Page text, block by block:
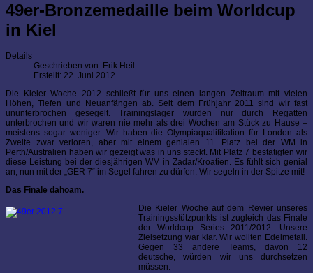
49er-Bronzemedaille beim Worldcup
in Kiel
Details
Geschrieben von: Erik Heil
Erstellt: 22. Juni 2012
Die Kieler Woche 2012 schließt für uns einen langen Zeitraum mit vielen
Höhen, Tiefen und Neuanfängen ab. Seit dem Frühjahr 2011 sind wir fast
ununterbrochen gesegelt. Trainingslager wurden nur durch Regatten
unterbrochen und wir waren nie mehr als drei Wochen am Stück zu Hause –
meistens sogar weniger. Wir haben die Olympiaqualifikation für London als
Zweite zwar verloren, aber mit einem genialen 11. Platz bei der WM in
Perth/Australien haben wir gezeigt was in uns steckt. Mit Platz 7 bestätigten wir
diese Leistung bei der diesjährigen WM in Zadar/Kroatien. Es fühlt sich genial
an, nun mit der „GER 7“ im Segel fahren zu dürfen: Wir segeln in der Spitze mit!
Das Finale dahoam.
Die Kieler Woche auf dem Revier unseres
Trainingsstützpunkts ist zugleich das Finale
der Worldcup Series 2011/2012. Unsere
Zielsetzung war klar. Wir wollten Edelmetall.
Gegen 33 andere Teams, davon 12
deutsche, würden wir uns durchsetzen
müssen.